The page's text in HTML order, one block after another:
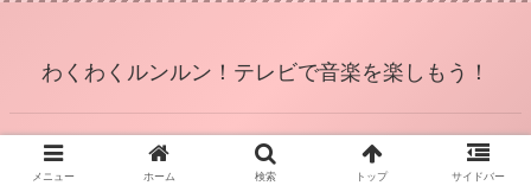
わくわくルンルン！テレビで音楽を楽しもう！
© 2022 わくわくルンルン！テレビで音楽を楽しもう！.
メニュー ホーム 検索 トップ サイドバー